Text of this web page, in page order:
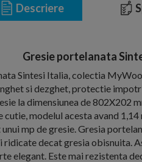
Descriere
Gresie portelanata
Sintesi Italia, colectia
si dezghet, protectie
la dimensiunea de 802X202
cutie, modelul acesta avand
mp de gresie. Gresia
decat gresia obisnuita.
elegant. Este mai rezistenta